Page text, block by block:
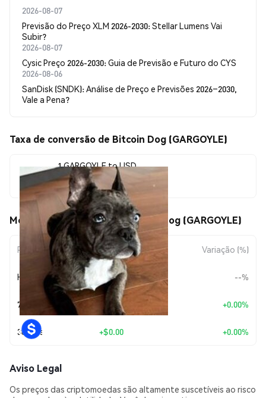
2026-08-07
Previsão do Preço XLM 2026-2030: Stellar Lumens Vai
Subir?
2026-08-07
Cysic Preço 2026-2030: Guia de Previsão e Futuro do CYS
2026-08-06
SanDisk (SNDK): Análise de Preço e Previsões 2026–2030,
Vale a Pena?
Taxa de conversão de Bitcoin Dog (GARGOYLE)
1 GARGOYLE to USD
$0.00000556
Movimentos de preço de Bitcoin Dog (GARGOYLE)
Período Variação do Valor Variação (%)
Hoje --%
7 Dias $0.00 +0.00%
30 Dias +$0.00 +0.00%
Aviso Legal
Os preços das criptomoedas são altamente suscetíveis ao risco